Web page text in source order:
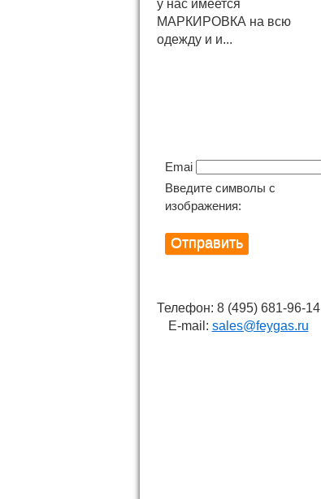
у нас имеется
МАРКИРОВКА на всю
одежду и и...
Email
Введите символы с
изображения:
Телефон: 8 (495) 681-96-14
E-mail: sales@feygas.ru